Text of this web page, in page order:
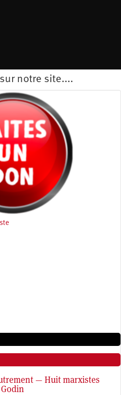
notre site....
— Huit marxistes